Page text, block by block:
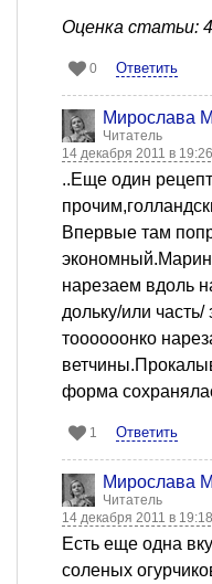
Оценка статьи: 4
0 Ответить
Мирослава
Читатель
14 декабря 2011 в 19:26
..Еще один
Впервые там
нарезаем вдоль
дольку/или
тоооооонко
форма
1 Ответить
Мирослава
Читатель
14 декабря 2011 в 19:18
Есть еще одна
соленых